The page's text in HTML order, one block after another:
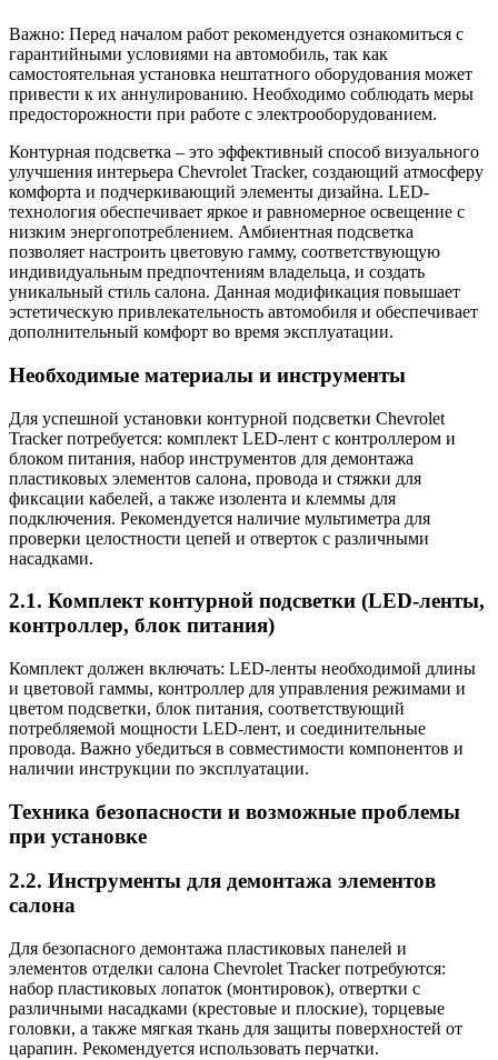
Важно: Перед началом работ рекомендуется ознакомиться с
гарантийными условиями на автомобиль, так как
самостоятельная установка нештатного оборудования может
привести к их аннулированию. Необходимо соблюдать меры
предосторожности при работе с электрооборудованием.
Контурная подсветка – это эффективный способ визуального
улучшения интерьера Chevrolet Tracker, создающий атмосферу
комфорта и подчеркивающий элементы дизайна. LED-
технология обеспечивает яркое и равномерное освещение с
низким энергопотреблением. Амбиентная подсветка
позволяет настроить цветовую гамму, соответствующую
индивидуальным предпочтениям владельца, и создать
уникальный стиль салона. Данная модификация повышает
эстетическую привлекательность автомобиля и обеспечивает
дополнительный комфорт во время эксплуатации.
Необходимые материалы и инструменты
Для успешной установки контурной подсветки Chevrolet
Tracker потребуется: комплект LED-лент с контроллером и
блоком питания, набор инструментов для демонтажа
пластиковых элементов салона, провода и стяжки для
фиксации кабелей, а также изолента и клеммы для
подключения. Рекомендуется наличие мультиметра для
проверки целостности цепей и отверток с различными
насадками.
2.1. Комплект контурной подсветки (LED-ленты,
контроллер, блок питания)
Комплект должен включать: LED-ленты необходимой длины
и цветовой гаммы, контроллер для управления режимами и
цветом подсветки, блок питания, соответствующий
потребляемой мощности LED-лент, и соединительные
провода. Важно убедиться в совместимости компонентов и
наличии инструкции по эксплуатации.
Техника безопасности и возможные проблемы
при установке
2.2. Инструменты для демонтажа элементов
салона
Для безопасного демонтажа пластиковых панелей и
элементов отделки салона Chevrolet Tracker потребуются:
набор пластиковых лопаток (монтировок), отвертки с
различными насадками (крестовые и плоские), торцевые
головки, а также мягкая ткань для защиты поверхностей от
царапин. Рекомендуется использовать перчатки.